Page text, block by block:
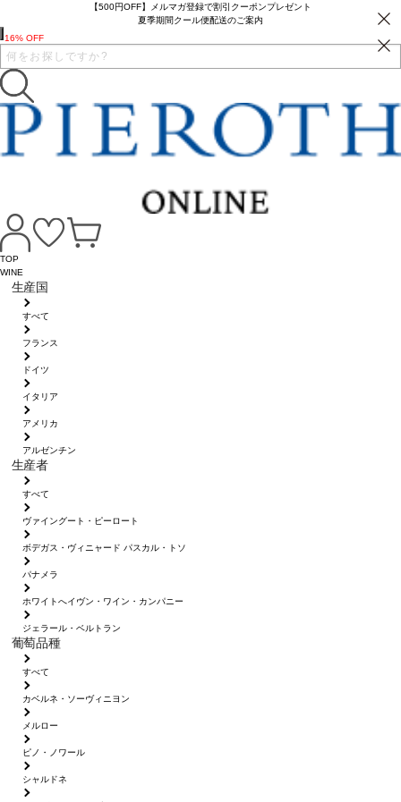
【500円OFF】メルマガ登録で割引クーポンプレゼント
夏季期間クール便配送のご案内
TOP
WINE
生産国
すべて
フランス
ドイツ
イタリア
アメリカ
アルゼンチン
生産者
すべて
ヴァイングート・ピーロート
ボデガス・ヴィニャード パスカル・トソ
パナメラ
ホワイトへイヴン・ワイン・カンパニー
ジェラール・ベルトラン
葡萄品種
すべて
カベルネ・ソーヴィニヨン
メルロー
ピノ・ノワール
シャルドネ
16% OFF